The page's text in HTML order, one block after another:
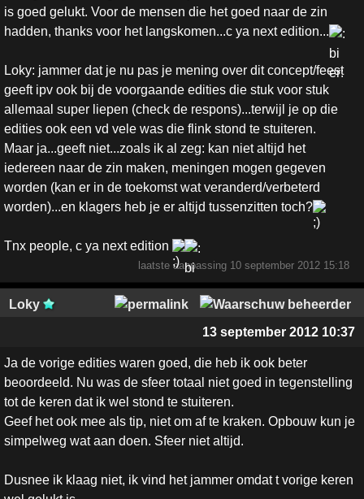
is goed gelukt. Voor de mensen die het goed naar de zin
hadden, thanks voor het langskomen...c ya next edition...
Loky: jammer dat je nu pas je mening over dit concept/feest
geeft ipv ook bij de voorgaande edities die stuk voor stuk
allemaal super liepen (check de respons)...terwijl je op die
edities ook een vd vele was die flink stond te stuiteren.
Maar ja...geeft niet...zoals ik al zeg: kan niet altijd het
iedereen naar de zin maken, meningen mogen gegeven
worden (kan er in de toekomst wat veranderd/verbeterd
worden)...en klagers heb je er altijd tussenzitten toch?
Tnx people, c ya next edition
laatste aanpassing 10 september 2012 15:18
Loky
13 september 2012 10:37
Ja de vorige edities waren goed, die heb ik ook beter
beoordeeld. Nu was de sfeer totaal niet goed in tegenstelling
tot de keren dat ik wel stond te stuiteren.
Geef het ook mee als tip, niet om af te kraken. Opbouw kun je
simpelweg wat aan doen. Sfeer niet altijd.
Dusnee ik klaag niet, ik vind het jammer omdat t vorige keren